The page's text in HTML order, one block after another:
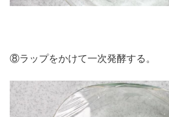
⑧ラップをかけて一次発酵する。